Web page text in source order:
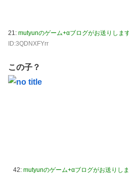
21: mutyunのゲーム+αブログがお送りします
ID:3QDNXFYrr
この子？
42: mutyunのゲーム+αブログがお送りしま